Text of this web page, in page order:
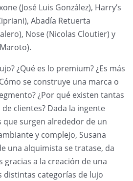
(José Luis González), Harry’s
Abadía Retuerta
Nose (Nicolas Cloutier) y
¿Qué es lo premium? ¿Es más
se construye una marca o
¿Por qué existen tantas
clientes? Dada la ingente
surgen alrededor de un
y complejo, Susana
una alquimista se tratase, da
gracias a la creación de una
distintas categorías de lujo